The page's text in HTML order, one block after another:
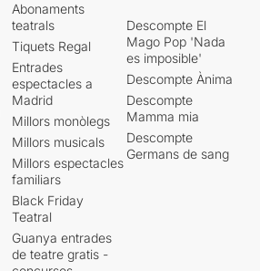
Abonaments
teatrals
Tiquets Regal
Entrades
espectacles a
Madrid
Millors monòlegs
Millors musicals
Millors espectacles
familiars
Black Friday
Teatral
Guanya entrades
de teatre gratis -
Descompte El
Mago Pop 'Nada
es imposible'
Descompte Ànima
Descompte
Mamma mia
Descompte
Germans de sang